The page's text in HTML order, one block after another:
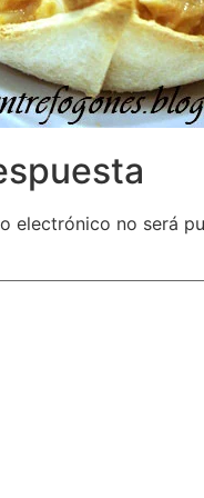
electrónico no será